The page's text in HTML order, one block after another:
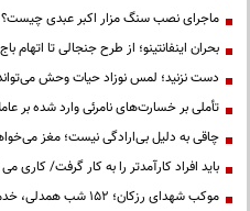
ماجرای نصب سنگ مزار اکبر عبدی چیست؟
بحران اینفانتینو؛ از طرح جنجالی تا اتهام
دست نزنید؛ لمس نوزاد حیات وحش
تأملی بر خسارت‌های نامرئی وارد شده بر
چاقی به دلیل بی‌ارادگی نیست؛ مغز
باید افراد کارآمدتر را به کار گرفت/
موکب شهدای رزکان؛ ۱۵۲ شب همدلی، خدمت و میزبانی از مردم ولایت‌مدار شهریار